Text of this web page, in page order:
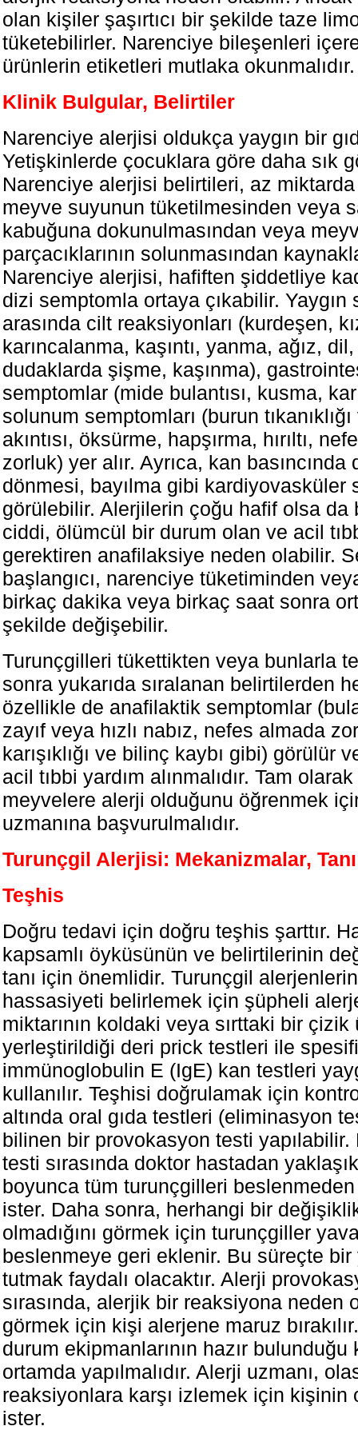
olan kişiler şaşırtıcı bir şekilde taze
tüketebilirler. Narenciye bileşenleri
ürünlerin etiketleri mutlaka okunmalıdır.
Klinik Bulgular, Belirtiler
Narenciye alerjisi oldukça yaygın bir
Yetişkinlerde çocuklara göre daha sık
Narenciye alerjisi belirtileri, az
meyve suyunun tüketilmesinden veya
kabuğuna dokunulmasından veya
parçacıklarının solunmasından
Narenciye alerjisi, hafiften şiddetliye
dizi semptomla ortaya çıkabilir. Yaygın
arasında cilt reaksiyonları (kurdeşen,
karıncalanma, kaşıntı, yanma, ağız,
dudaklarda şişme, kaşınma),
semptomlar (mide bulantısı, kusma,
solunum semptomları (burun
akıntısı, öksürme, hapşırma, hırıltı,
zorluk) yer alır. Ayrıca, kan basıncında
dönmesi, bayılma gibi kardiyovasküler
görülebilir. Alerjilerin çoğu hafif olsa da
ciddi, ölümcül bir durum olan ve acil
gerektiren anafilaksiye neden olabilir.
başlangıcı, narenciye tüketiminden
birkaç dakika veya birkaç saat sonra
şekilde değişebilir.
Turunçgilleri tükettikten veya bunlarla
sonra yukarıda sıralanan belirtilerden
özellikle de anafilaktik semptomlar
zayıf veya hızlı nabız, nefes almada
karışıklığı ve bilinç kaybı gibi) görülür
acil tıbbi yardım alınmalıdır. Tam
meyvelere alerji olduğunu öğrenmek
uzmanına başvurulmalıdır.
Turunçgil Alerjisi: Mekanizmalar,
Teşhis
Doğru tedavi için doğru teşhis şarttır.
kapsamlı öyküsünün ve belirtilerinin
tanı için önemlidir. Turunçgil
hassasiyeti belirlemek için şüpheli
miktarının koldaki veya sırttaki bir çizik
yerleştirildiği deri prick testleri ile
immünoglobulin E (IgE) kan testleri
kullanılır. Teşhisi doğrulamak için
altında oral gıda testleri (eliminasyon
bilinen bir provokasyon testi
testi sırasında doktor hastadan
boyunca tüm turunçgilleri beslenmeden
ister. Daha sonra, herhangi bir
olmadığını görmek için turunçgiller
beslenmeye geri eklenir. Bu süreçte
tutmak faydalı olacaktır. Alerji
sırasında, alerjik bir reaksiyona neden
görmek için kişi alerjene maruz
durum ekipmanlarının hazır bulunduğu
ortamda yapılmalıdır. Alerji uzmanı,
reaksiyonlara karşı izlemek için kişinin
ister.